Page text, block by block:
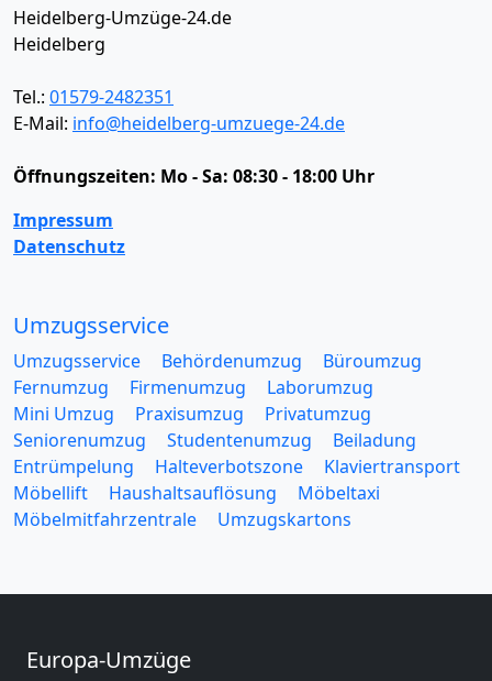
Heidelberg-Umzüge-24.de
Heidelberg
Tel.: 01579-2482351
E-Mail: info@heidelberg-umzuege-24.de
Öffnungszeiten: Mo - Sa: 08:30 - 18:00 Uhr
Impressum
Datenschutz
Umzugsservice
Umzugsservice Behördenumzug
Büroumzug
Fernumzug
Firmenumzug
Laborumzug
Mini Umzug
Praxisumzug
Privatumzug
Seniorenumzug
Studentenumzug
Beiladung
Entrümpelung
Halteverbotszone
Klaviertransport
Möbellift
Haushaltsauflösung
Möbeltaxi
Möbelmitfahrzentrale
Umzugskartons
Europa-Umzüge